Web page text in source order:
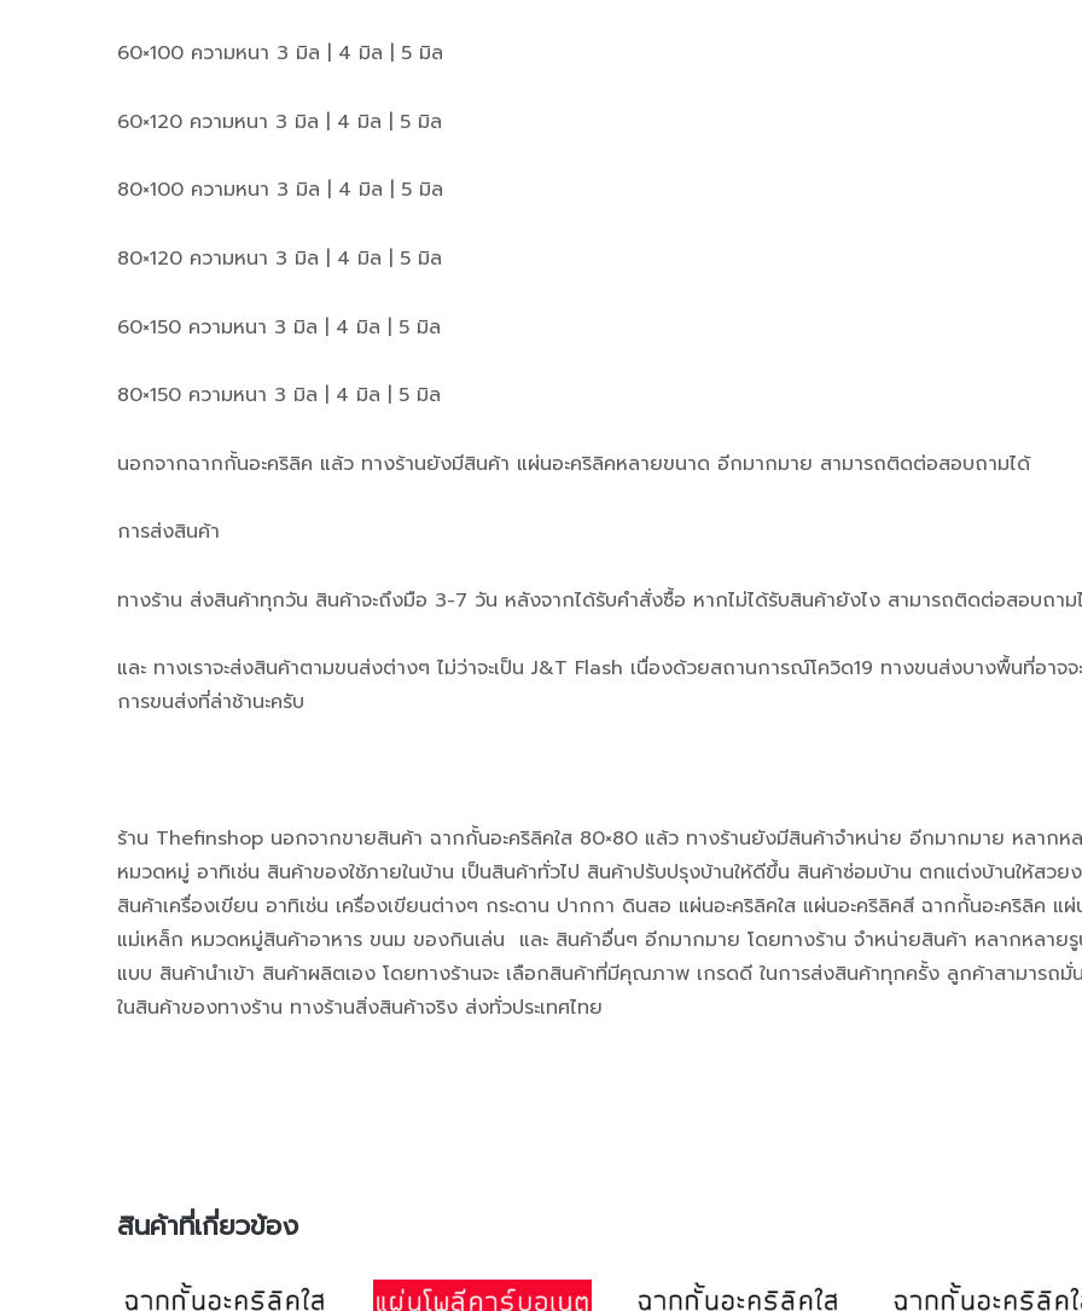
60×100 ความหนา 3 มิล | 4 มิล | 5 มิล
60×120 ความหนา 3 มิล | 4 มิล | 5 มิล
80×100 ความหนา 3 มิล | 4 มิล | 5 มิล
80×120 ความหนา 3 มิล | 4 มิล | 5 มิล
60×150 ความหนา 3 มิล | 4 มิล | 5 มิล
80×150 ความหนา 3 มิล | 4 มิล | 5 มิล
นอกจากฉากกั้นอะคริลิค แล้ว ทางร้านยังมีสินค้า แผ่นอะคริลิคหลายขนาด อีกมากมาย สามารถติดต่อสอบถามได้
การส่งสินค้า
ทางร้าน ส่งสินค้าทุกวัน สินค้าจะถึงมือ 3-7 วัน หลังจากได้รับคำสั่งซื้อ หากไม่ได้รับสินค้ายังไง สามารถติดต่อสอบถาม
และ ทางเราจะส่งสินค้าตามขนส่งต่างๆ ไม่ว่าจะเป็น J&T Flash เนื่องด้วยสถานการณ์โควิด19 ทางขนส่งบางพื้นที่อาจจ
การขนส่งที่ล่าช้านะครับ
ร้าน Thefinshop นอกจากขายสินค้า ฉากกั้นอะคริลิคใส 80×80 แล้ว ทางร้านยังมีสินค้าจำหน่าย อีกมากมาย หลากห
หมวดหมู่ อาทิเช่น สินค้าของใช้ภายในบ้าน เป็นสินค้าทั่วไป สินค้าปรับปรุงบ้านให้ดีขึ้น สินค้าซ่อมบ้าน ตกแต่งบ้านให้สวย
สินค้าเครื่องเขียน อาทิเช่น เครื่องเขียนต่างๆ กระดาน ปากกา ดินสอ แผ่นอะคริลิคใส แผ่นอะคริลิคสี ฉากกั้นอะคริลิค แผ่
แม่เหล็ก หมวดหมู่สินค้าอาหาร ขนม ของกินเล่น และ สินค้าอื่นๆ อีกมากมาย โดยทางร้าน จำหน่ายสินค้า หลากหลาย
แบบ สินค้านำเข้า สินค้าผลิตเอง โดยทางร้านจะ เลือกสินค้าที่มีคุณภาพ เกรดดี ในการส่งสินค้าทุกครั้ง ลูกค้าสามารถมั่
ในสินค้าของทางร้าน ทางร้านสิ่งสินค้าจริง ส่งทั่วประเทศไทย
สินค้าที่เกี่ยวข้อง